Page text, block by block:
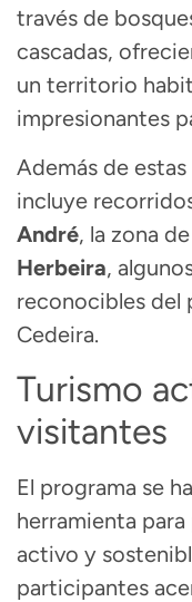
través de
cascadas,
un territorio
impresionantes
Además de
incluye
André, la zona de
Herbeira,
reconocibles del
Cedeira.
Turismo
visitantes
El programa se
herramienta
activo y
participantes